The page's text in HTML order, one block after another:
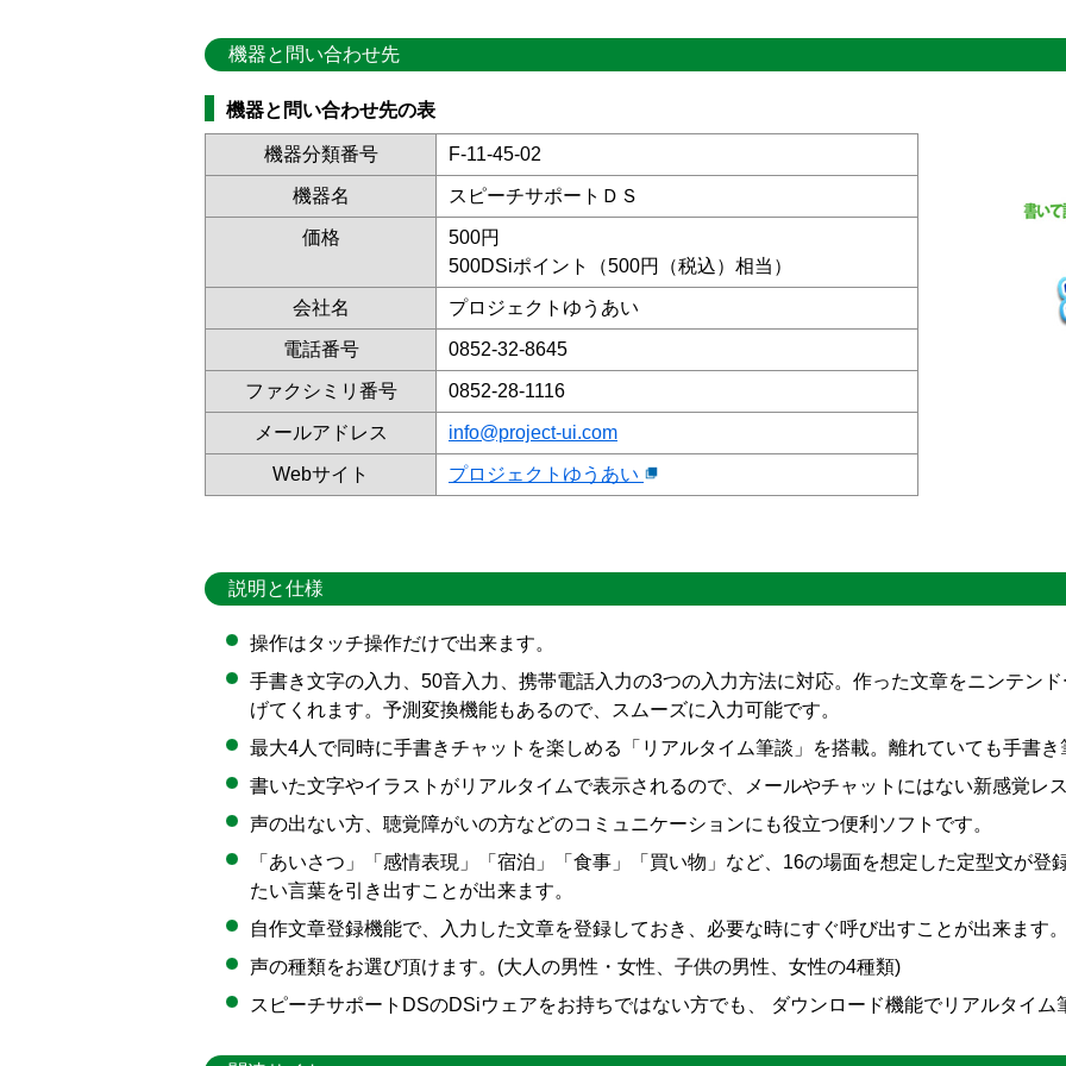
機器と問い合わせ先
機器と問い合わせ先の表
機器分類番号 F-11-45-02
機器名 スピーチサポートＤＳ
価格
500円
500DSiポイント（500円（税込）相当）
会社名 プロジェクトゆうあい
電話番号 0852-32-8645
ファクシミリ番号 0852-28-1116
メールアドレス info@project-ui.com
Webサイト プロジェクトゆうあい
説明と仕様
操作はタッチ操作だけで出来ます。
手書き文字の入力、50音入力、携帯電話入力の3つの入力方法に対応。作った文章をニンテン
げてくれます。予測変換機能もあるので、スムーズに入力可能です。
最大4人で同時に手書きチャットを楽しめる「リアルタイム筆談」を搭載。離れていても手書
書いた文字やイラストがリアルタイムで表示されるので、メールやチャットにはない新感覚レ
声の出ない方、聴覚障がいの方などのコミュニケーションにも役立つ便利ソフトです。
「あいさつ」「感情表現」「宿泊」「食事」「買い物」など、16の場面を想定した定型文が
たい言葉を引き出すことが出来ます。
自作文章登録機能で、入力した文章を登録しておき、必要な時にすぐ呼び出すことが出来ます
声の種類をお選び頂けます。(大人の男性・女性、子供の男性、女性の4種類)
スピーチサポートDSのDSiウェアをお持ちではない方でも、 ダウンロード機能でリアルタイム